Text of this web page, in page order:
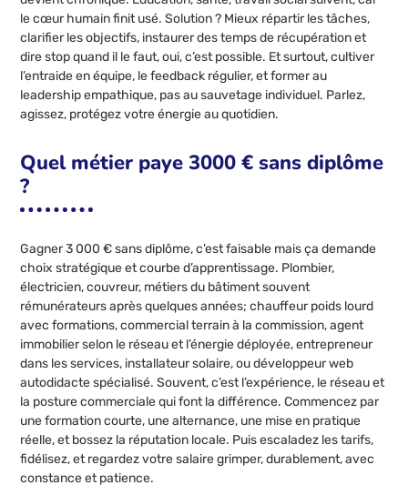
le cœur humain finit usé. Solution ? Mieux répartir les tâches,
clarifier les objectifs, instaurer des temps de récupération et
dire stop quand il le faut, oui, c’est possible. Et surtout, cultiver
l’entraide en équipe, le feedback régulier, et former au
leadership empathique, pas au sauvetage individuel. Parlez,
agissez, protégez votre énergie au quotidien.
Quel métier paye 3000 € sans diplôme
?
Gagner 3 000 € sans diplôme, c’est faisable mais ça demande
choix stratégique et courbe d’apprentissage. Plombier,
électricien, couvreur, métiers du bâtiment souvent
rémunérateurs après quelques années; chauffeur poids lourd
avec formations, commercial terrain à la commission, agent
immobilier selon le réseau et l’énergie déployée, entrepreneur
dans les services, installateur solaire, ou développeur web
autodidacte spécialisé. Souvent, c’est l’expérience, le réseau et
la posture commerciale qui font la différence. Commencez par
une formation courte, une alternance, une mise en pratique
réelle, et bossez la réputation locale. Puis escaladez les tarifs,
fidélisez, et regardez votre salaire grimper, durablement, avec
constance et patience.